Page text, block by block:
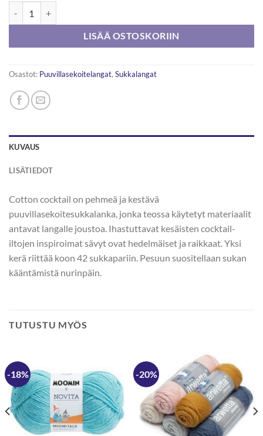
LISÄÄ OSTOSKORIIN
Osastot: Puuvillasekoitelangat, Sukkalangat
KUVAUS
LISÄTIEDOT
Cotton cocktail on pehmeä ja kestävä
puuvillasekoitesukkalanka, jonka teossa käytetyt materiaalit
antavat langalle joustoa. Ihastuttavat kesäisten cocktail-
iltojen inspiroimat sävyt ovat hedelmäiset ja raikkaat. Yksi
kerä riittää koon 42 sukkapariin. Pesuun suositellaan sukan
kääntämistä nurinpäin.
TUTUSTU MYÖS
-18% -20%